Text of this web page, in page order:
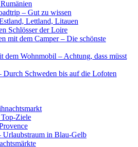
– Gut zu wissen
Lettland, Litauen
Schlösser der Loire
mit dem Camper – Die schönste
dem Wohnmobil – Achtung, dass müsst
Durch Schweden bis auf die Lofoten
Ziele
Urlaubstraum in Blau-Gelb